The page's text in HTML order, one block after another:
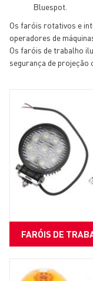
Bluespot.
Os faróis rotativos e
operadores de
Os faróis de trabalho
segurança de projeção
FARÓIS DE